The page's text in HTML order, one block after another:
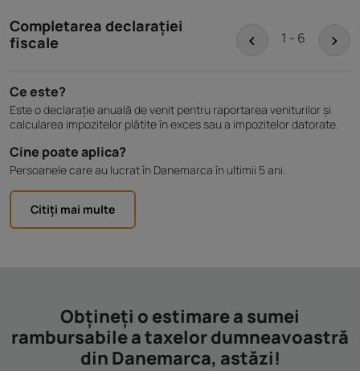
Completarea declarației
fiscale
< 1 - 6 >
Ce este?
Este o declarație anuală de venit pentru raportarea veniturilor și
calcularea impozitelor plătite în exces sau a impozitelor datorate.
Cine poate aplica?
Persoanele care au lucrat în Danemarca în ultimii 5 ani.
Citiți mai multe
Obțineți o estimare a sumei
rambursabile a taxelor dumneavoastră
din Danemarca, astăzi!